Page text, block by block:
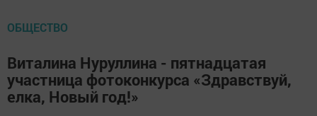
ОБЩЕСТВО
Виталина Нуруллина - пятнадцатая
участница фотоконкурса «Здравствуй,
елка, Новый год!»